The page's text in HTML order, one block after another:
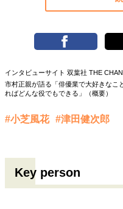
40代からの景色 50
パートナーとの歩み方
熱狂できるもの
一生
インタビューサイト 双葉社 THE
市村正親が語る「俳優業で大好きなこ
ればどんな役でもできる」（概要）
#小芝風花 #津田健次郎
Key person